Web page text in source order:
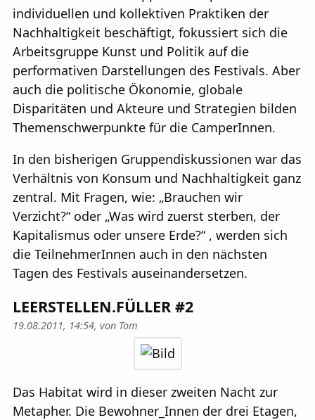
individuellen und kollektiven Praktiken der
Nachhaltigkeit beschäftigt, fokussiert sich die
Arbeitsgruppe Kunst und Politik auf die
performativen Darstellungen des Festivals. Aber
auch die politische Ökonomie, globale
Disparitäten und Akteure und Strategien bilden
Themenschwerpunkte für die CamperInnen.
In den bisherigen Gruppendiskussionen war das
Verhältnis von Konsum und Nachhaltigkeit ganz
zentral. Mit Fragen, wie: „Brauchen wir
Verzicht?“ oder „Was wird zuerst sterben, der
Kapitalismus oder unsere Erde?“ , werden sich
die TeilnehmerInnen auch in den nächsten
Tagen des Festivals auseinandersetzen.
LEERSTELLEN.FÜLLER #2
19.08.2011, 14:54, von Tom
Das Habitat wird in dieser zweiten Nacht zur
Metapher. Die Bewohner_Innen der drei Etagen,